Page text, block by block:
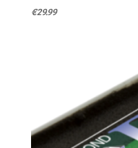
€29.99